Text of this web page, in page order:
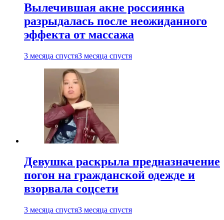
Вылечившая акне россиянка
разрыдалась после неожиданного
эффекта от массажа
3 месяца спустя3 месяца спустя
Девушка раскрыла предназначение
погон на гражданской одежде и
взорвала соцсети
3 месяца спустя3 месяца спустя